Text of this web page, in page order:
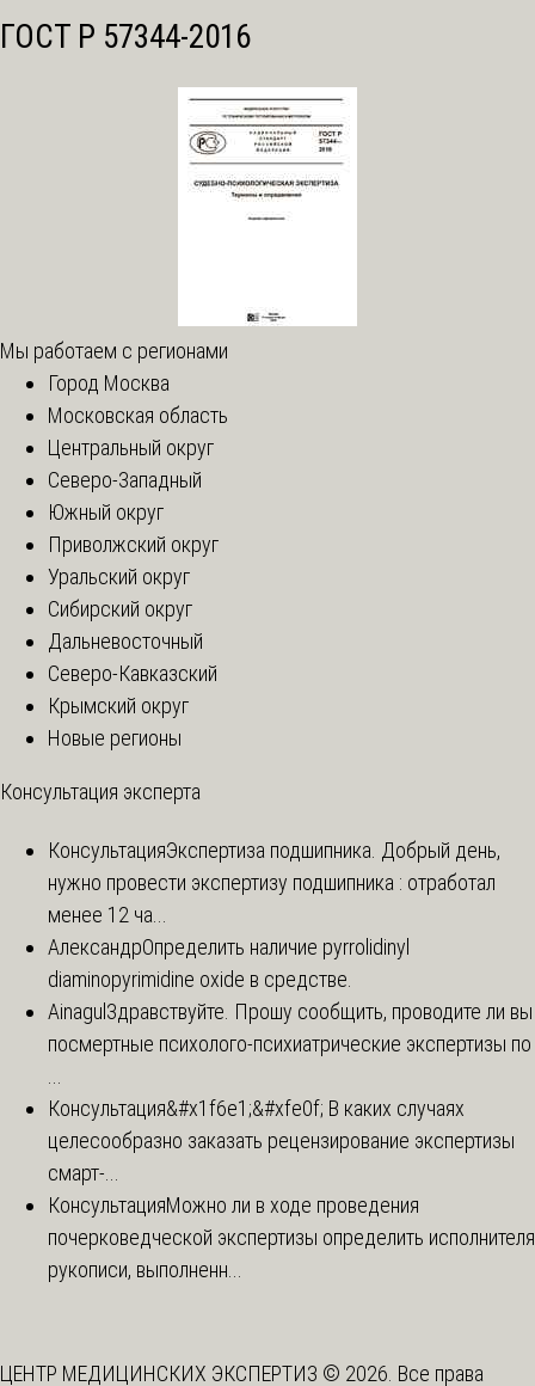
ГОСТ Р 57344-2016
Мы работаем с регионами
Город Москва
Московская область
Центральный округ
Северо-Западный
Южный округ
Приволжский округ
Уральский округ
Сибирский округ
Дальневосточный
Северо-Кавказский
Крымский округ
Новые регионы
Консультация эксперта
КонсультацияЭкспертиза подшипника. Добрый день,
нужно провести экспертизу подшипника : отработал
менее 12 ча...
АлександрОпределить наличие pyrrolidinyl
diaminopyrimidine oxide в средстве.
Ainagul Здравствуйте. Прошу сообщить, проводите ли вы
посмертные психолого-психиатрические экспертизы по
...
Консультация&#x1f6e1;&#xfe0f; В каких случаях
целесообразно заказать рецензирование экспертизы
смарт-...
КонсультацияМожно ли в ходе проведения
почерковедческой экспертизы определить исполнителя
рукописи, выполненн...
ЦЕНТР МЕДИЦИНСКИХ ЭКСПЕРТИЗ © 2026. Все права